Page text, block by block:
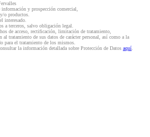
y prospección comercial,
o productos.
interesado.
a terceros, salvo obligación legal.
de acceso, rectificación, limitación de tratamiento,
tratamiento de sus datos de carácter personal, así como a la
para el tratamiento de los mismos.
la información detallada sobre Protección de Datos aquí.